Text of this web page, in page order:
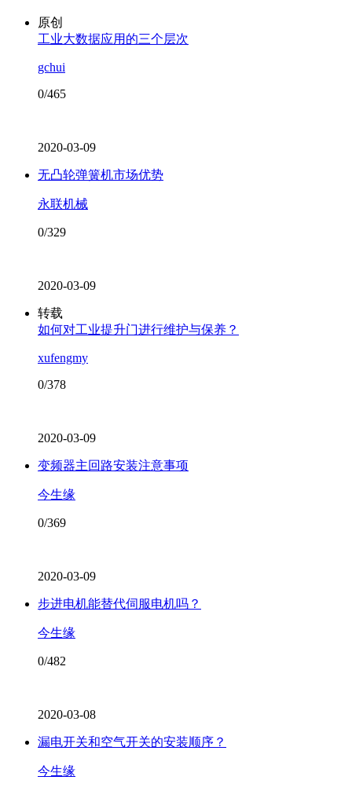
原创
工业大数据应用的三个层次
gchui
0/465
2020-03-09
无凸轮弹簧机市场优势
永联机械
0/329
2020-03-09
转载
如何对工业提升门进行维护与保养？
xufengmy
0/378
2020-03-09
变频器主回路安装注意事项
今生缘
0/369
2020-03-09
步进电机能替代伺服电机吗？
今生缘
0/482
2020-03-08
漏电开关和空气开关的安装顺序？
今生缘